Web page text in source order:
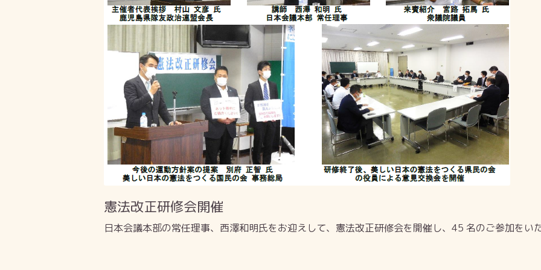
憲法改正研修会開催
日本会議本部の常任理事、西澤和明氏をお迎えして、憲法改正研修会を開催し、45 名のご参加をい